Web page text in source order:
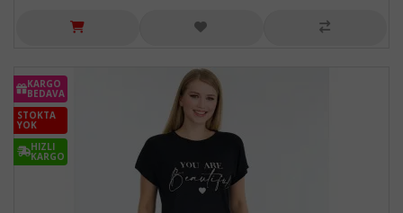
KARGO
BEDAVA
STOKTA
YOK
HIZLI
KARGO